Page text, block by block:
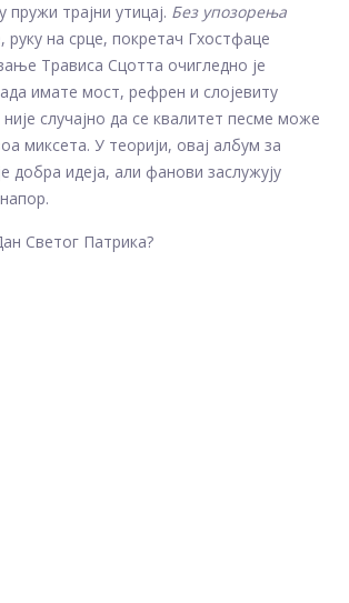
пружи трајни утицај. Без упозорења
руку на срце, покретач Гхостфаце
Трависа Сцотта очигледно је
имате мост, рефрен и слојевиту
случајно да се квалитет песме може
миксета. У теорији, овај албум за
добра идеја, али фанови заслужују
Светог Патрика?